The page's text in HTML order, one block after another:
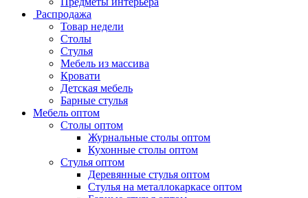
Распродажа
Товар недели
Столы
Стулья
Мебель из массива
Кровати
Детская мебель
Барные стулья
Мебель оптом
Столы оптом
Журнальные столы оптом
Кухонные столы оптом
Стулья оптом
Деревянные стулья оптом
Стулья на металлокаркасе оптом